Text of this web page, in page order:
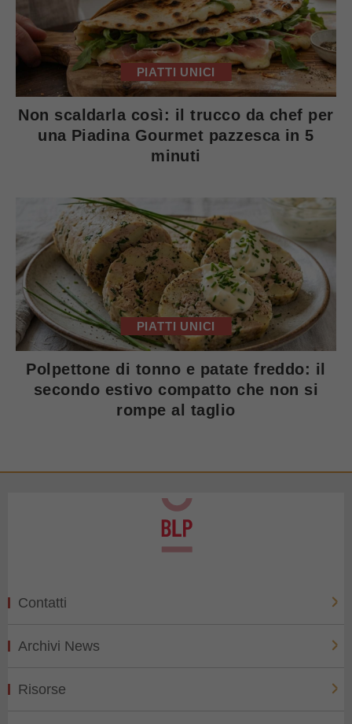
PIATTI UNICI
Non scaldarla così: il trucco da chef per
una Piadina Gourmet pazzesca in 5
minuti
PIATTI UNICI
Polpettone di tonno e patate freddo: il
secondo estivo compatto che non si
rompe al taglio
Contatti
Archivi News
Risorse